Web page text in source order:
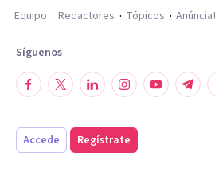
Equipo
Redactores Tópicos
Síguenos
Accede Regístrate